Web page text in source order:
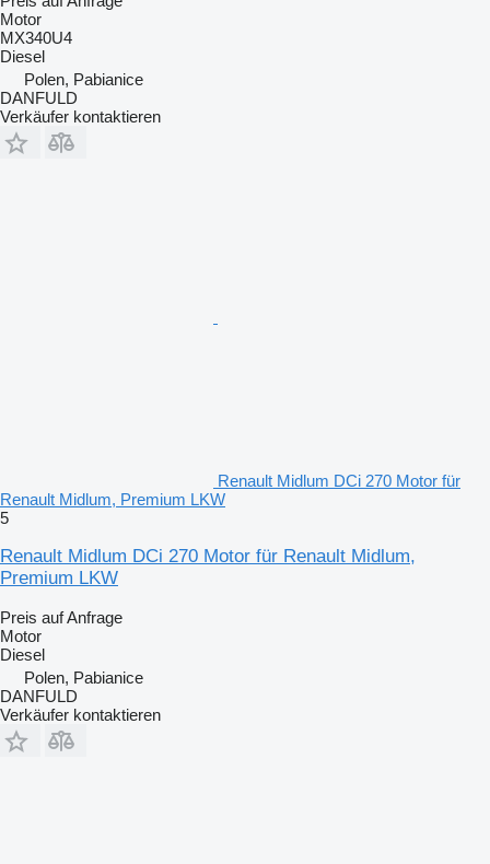
Motor
MX340U4
Diesel
Polen, Pabianice
DANFULD
Verkäufer kontaktieren
Renault Midlum DCi 270 Motor für
Renault Midlum, Premium LKW
5
Renault Midlum DCi 270 Motor für Renault Midlum,
Premium LKW
Preis auf Anfrage
Motor
Diesel
Polen, Pabianice
DANFULD
Verkäufer kontaktieren